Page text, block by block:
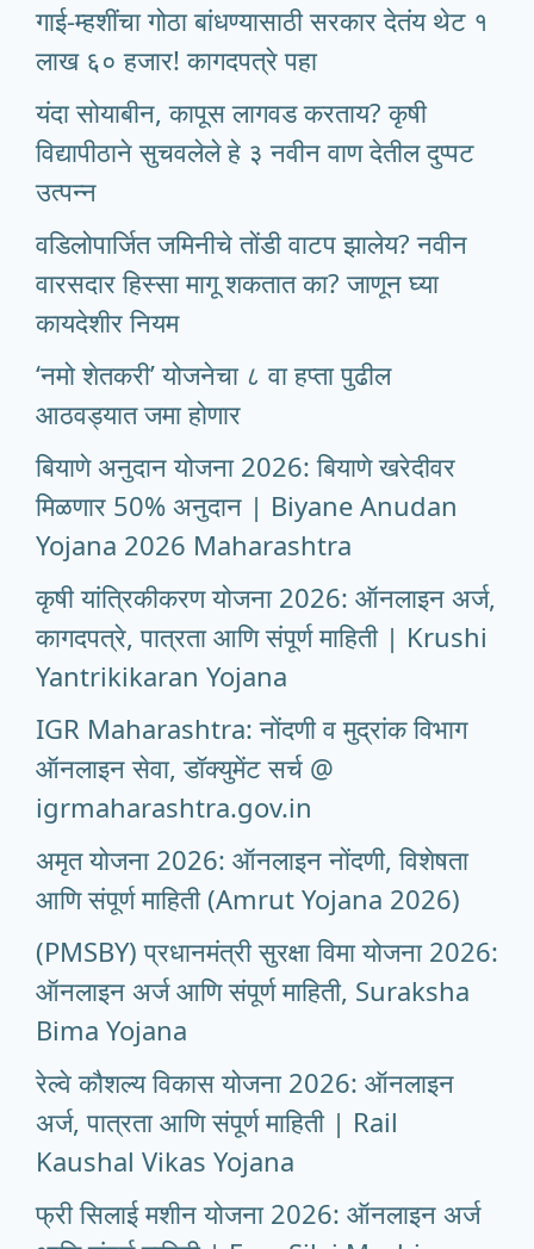
गाई-म्हशींचा गोठा बांधण्यासाठी सरकार देतंय थेट १
लाख ६० हजार! कागदपत्रे पहा
यंदा सोयाबीन, कापूस लागवड करताय? कृषी
विद्यापीठाने सुचवलेले हे ३ नवीन वाण देतील दुप्पट
उत्पन्न
वडिलोपार्जित जमिनीचे तोंडी वाटप झालेय? नवीन
वारसदार हिस्सा मागू शकतात का? जाणून घ्या
कायदेशीर नियम
‘नमो शेतकरी’ योजनेचा ८ वा हप्ता पुढील
आठवड्यात जमा होणार
बियाणे अनुदान योजना 2026: बियाणे खरेदीवर
मिळणार 50% अनुदान | Biyane Anudan
Yojana 2026 Maharashtra
कृषी यांत्रिकीकरण योजना 2026: ऑनलाइन अर्ज,
कागदपत्रे, पात्रता आणि संपूर्ण माहिती | Krushi
Yantrikikaran Yojana
IGR Maharashtra: नोंदणी व मुद्रांक विभाग
ऑनलाइन सेवा, डॉक्युमेंट सर्च @
igrmaharashtra.gov.in
अमृत योजना 2026: ऑनलाइन नोंदणी, विशेषता
आणि संपूर्ण माहिती (Amrut Yojana 2026)
(PMSBY) प्रधानमंत्री सुरक्षा विमा योजना 2026:
ऑनलाइन अर्ज आणि संपूर्ण माहिती, Suraksha
Bima Yojana
रेल्वे कौशल्य विकास योजना 2026: ऑनलाइन
अर्ज, पात्रता आणि संपूर्ण माहिती | Rail
Kaushal Vikas Yojana
फ्री सिलाई मशीन योजना 2026: ऑनलाइन अर्ज